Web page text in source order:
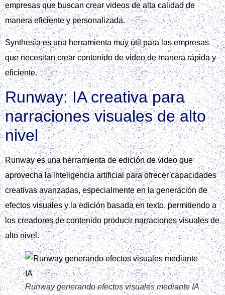
empresas que buscan crear videos de alta calidad de
manera eficiente y personalizada.
Synthesia es una herramienta muy útil para las empresas
que necesitan crear contenido de video de manera rápida y
eficiente.
Runway: IA creativa para
narraciones visuales de alto
nivel
Runway es una herramienta de edición de video que
aprovecha la inteligencia artificial para ofrecer capacidades
creativas avanzadas, especialmente en la generación de
efectos visuales y la edición basada en texto, permitiendo a
los creadores de contenido producir narraciones visuales de
alto nivel.
Runway generando efectos visuales mediante IA